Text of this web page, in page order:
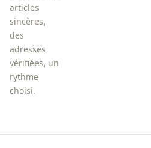
articles
sincères,
des
adresses
vérifiées, un
rythme
choisi.